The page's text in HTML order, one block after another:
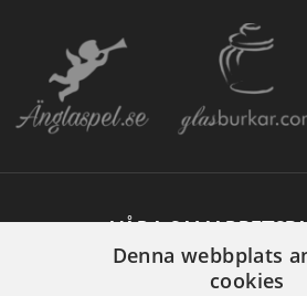
VÅRA
Denna webbplats
cookies